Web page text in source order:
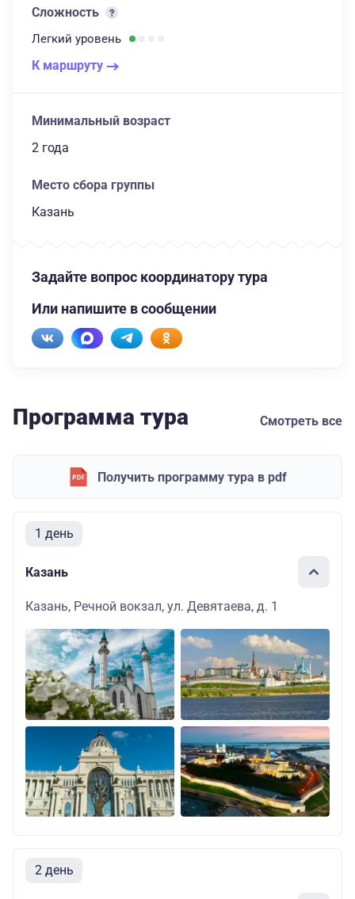
Сложность
Легкий уровень
К маршруту
Минимальный возраст
2 года
Место сбора группы
Казань
Задайте вопрос координатору тура
Или напишите в сообщении
Программа тура Смотреть все
Получить программу тура в pdf
1 день
Казань
Казань, Речной вокзал, ул. Девятаева, д. 1
2 день